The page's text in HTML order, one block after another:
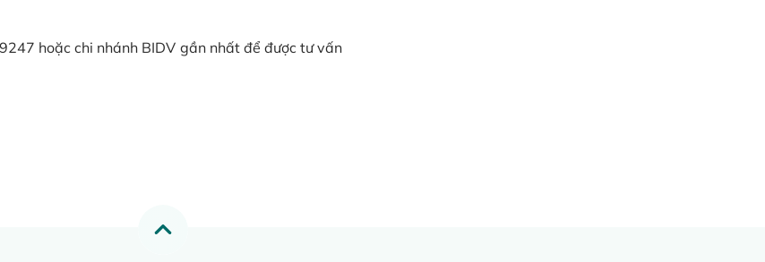
hoặc chi nhánh BIDV gần nhất để được tư vấn